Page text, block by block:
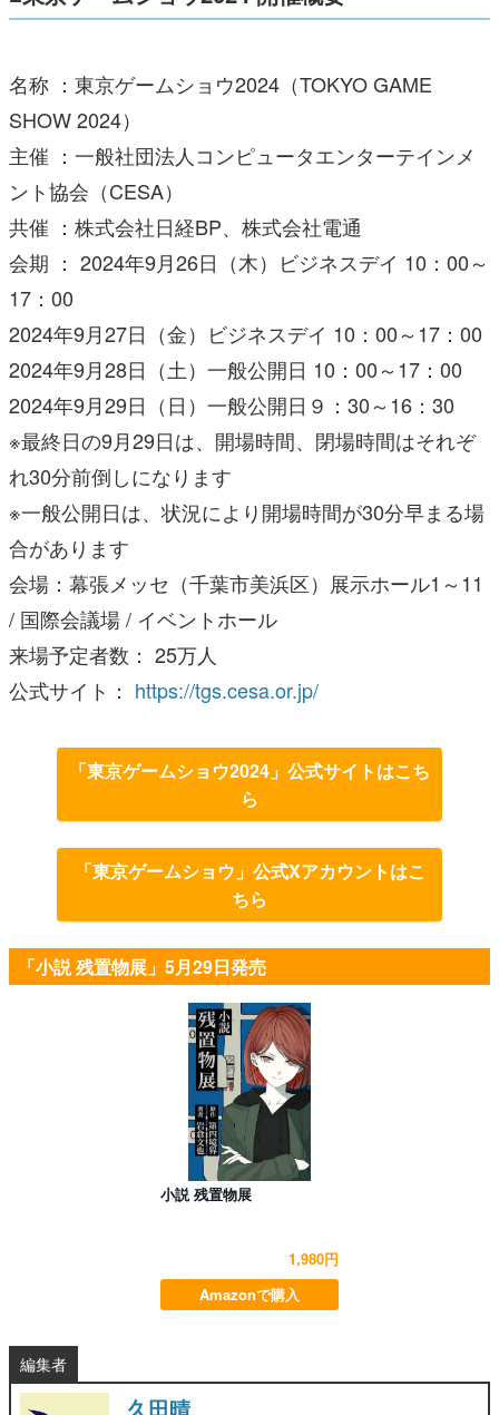
名称 ：東京ゲームショウ2024（TOKYO GAME
SHOW 2024）
主催 ：一般社団法人コンピュータエンターテインメ
ント協会（CESA）
共催 ：株式会社日経BP、株式会社電通
会期 ： 2024年9月26日（木）ビジネスデイ 10：00～
17：00
2024年9月27日（金）ビジネスデイ 10：00～17：00
2024年9月28日（土）一般公開日 10：00～17：00
2024年9月29日（日）一般公開日９：30～16：30
※最終日の9月29日は、開場時間、閉場時間はそれぞ
れ30分前倒しになります
※一般公開日は、状況により開場時間が30分早まる場
合があります
会場：幕張メッセ（千葉市美浜区）展示ホール1～11
/ 国際会議場 / イベントホール
来場予定者数： 25万人
公式サイト： https://tgs.cesa.or.jp/
「東京ゲームショウ2024」公式サイトはこち
ら
「東京ゲームショウ」公式Xアカウントはこ
ちら
「小説 残置物展」5月29日発売
小説 残置物展
1,980円
Amazonで購入
編集者
久田晴